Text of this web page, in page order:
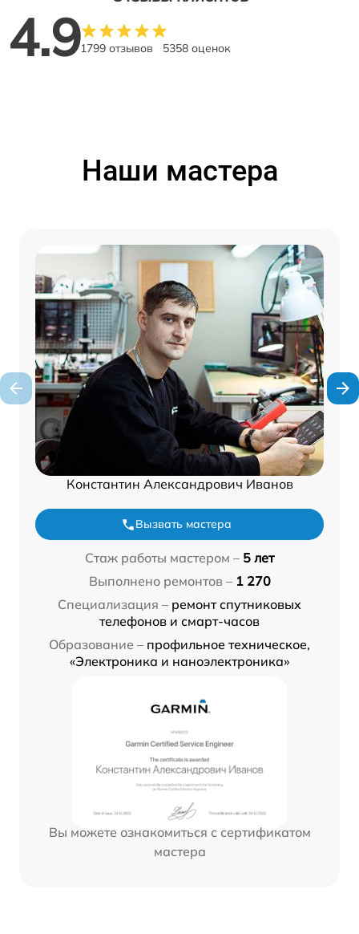
4.91799 отзывов 5358 оценок
Наши мастера
Константин Александрович Иванов
Вызвать мастера
Стаж работы мастером – 5 лет
Выполнено ремонтов – 1 270
Специализация – ремонт спутниковых
телефонов и смарт-часов
Образование – профильное техническое,
«Электроника и наноэлектроника»
Вы можете ознакомиться с сертификатом
мастера